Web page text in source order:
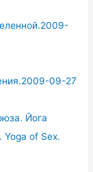
09-27
Йога
Yoga of Sex.